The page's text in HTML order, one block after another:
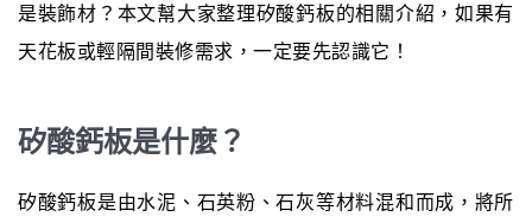
是裝飾材？本文幫大家整理矽酸鈣板的相關介紹，如果有
天花板或輕隔間裝修需求，一定要先認識它！
矽酸鈣板是什麼？
矽酸鈣板是由水泥、石英粉、石灰等材料混和而成，將所